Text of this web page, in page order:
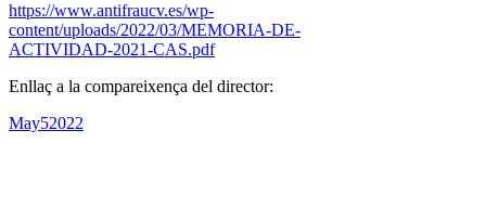
https://www.antifraucv.es/wp-
content/uploads/2022/03/MEMORIA-DE-
ACTIVIDAD-2021-CAS.pdf
Enllaç a la compareixença del director:
May52022